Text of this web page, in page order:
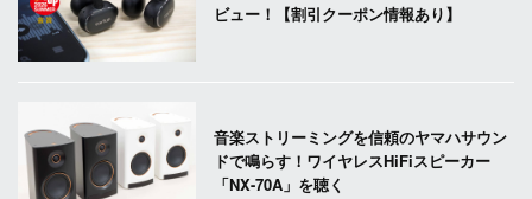
ビュー！【割引クーポン情報あり】
音楽ストリーミングを信頼のヤマハサウン
ドで鳴らす！ワイヤレスHiFiスピーカー
「NX-70A」を聴く